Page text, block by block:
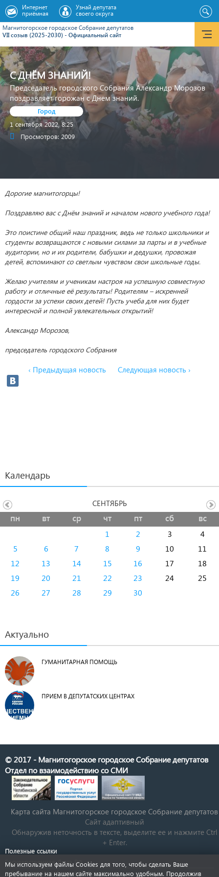
Магнитогорское городское Cобрание депутатов
VII созыв (2025-2030) - Официальный сайт
Интернет
приёмная
Узнай депутата
своего округа
С ДНЁМ ЗНАНИЙ!
Председатель городского Собрания Александр Морозов
поздравляет горожан с Днем знаний.
Город
1 сентября 2022, 8:25
Просмотров: 2009
Дорогие магнитогорцы!
Поздравляю вас с Днём знаний и началом нового учебного года!
Это поистине общий наш праздник, ведь не только школьники и
студенты возвращаются с новыми силами за парты и в учебные
аудитории, но и их родители, бабушки и дедушки, провожая
детей, вспоминают со светлым чувством свои школьные годы.
Желаю учителям и ученикам настроя на успешную совместную
работу и отличные её результаты! Родителям – искренней
гордости за успехи своих детей! Пусть учеба для них будет
интересной и полной увлекательных открытий!
Александр Морозов,
председатель городского Собрания
‹ Предыдущая новость Следующая новость ›
Календарь
пн вт ср чт пт сб вс
1 2 3
4
5
6 7 8 9 10
11
12
13 14 15 16 17
18
19
20 21 22 23 24
25
26
27 28 29 30
СЕНТЯБРЬ
Актуально
ГУМАНИТАРНАЯ ПОМОЩЬ
ПРИЕМ В ДЕПУТАТСКИХ ЦЕНТРАХ
© 2017 - Магнитогорское городское Собрание депутатов
Отдел по взаимодействию со СМИ
Карта сайта Магнитогорское городское Cобрание депутатов
Сайт адаптивный
Обнаружив неточность в тексте, выделите ее и нажмите Ctrl
+ Enter.
Полезные ссылки
Государственная Дума РФ
Губернатор Челябинской области
Мы используем файлы Cookies для того, чтобы сделать Ваше
пребывание на нашем сайте максимально удобным. Продолжив